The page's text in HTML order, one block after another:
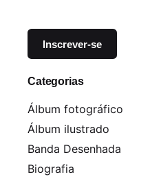
Categorias
Álbum fotográfico
Álbum ilustrado
Banda Desenhada
Biografia